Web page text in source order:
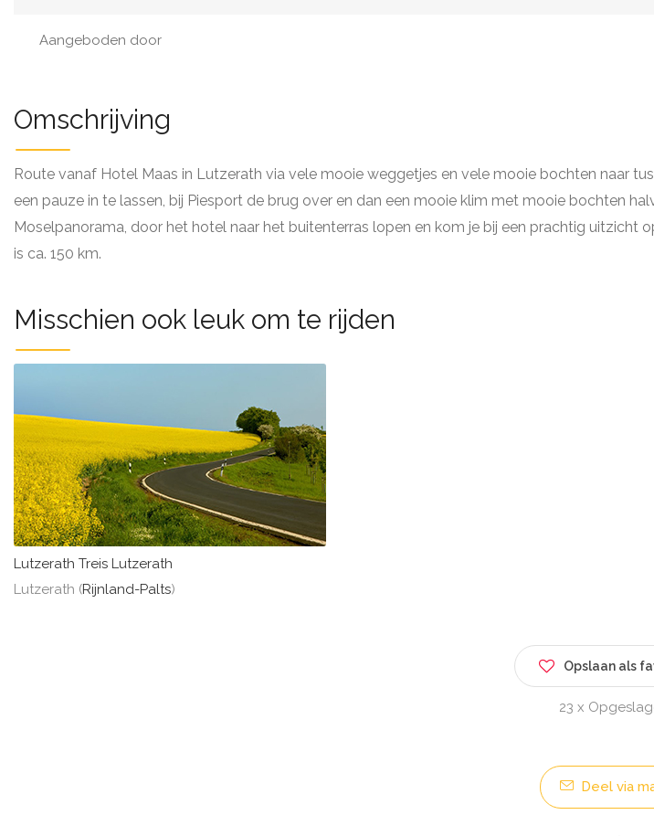
Aangeboden door
Omschrijving
Route vanaf Hotel Maas in Lutzerath via vele mooie weggetjes en vele mooie bochten naar
een pauze in te lassen, bij Piesport de brug over en dan een mooie klim met mooie bochten
Moselpanorama, door het hotel naar het buitenterras lopen en kom je bij een prachtig uitzicht
is ca. 150 km.
Misschien ook leuk om te rijden
Lutzerath Treis Lutzerath
Lutzerath (Rijnland-Palts)
Opslaan als
23 x
Deel via